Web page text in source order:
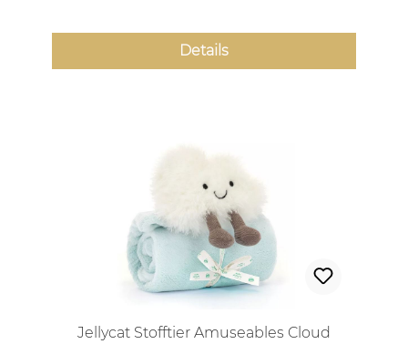
Details
Jellycat Stofftier Amuseables Cloud